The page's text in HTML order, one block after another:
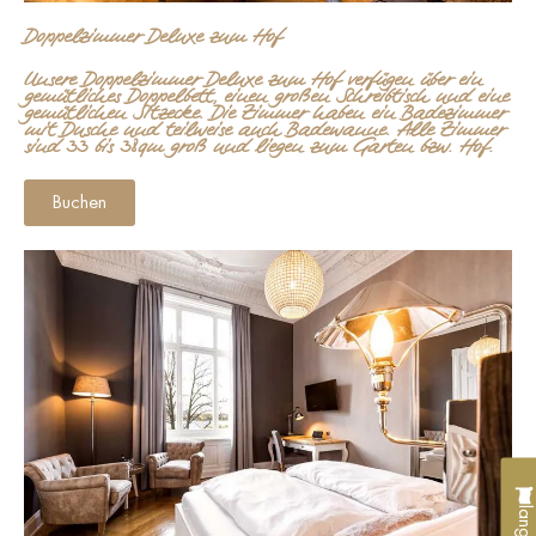
Doppelzimmer Deluxe zum Hof
Unsere Doppelzimmer Deluxe zum Hof verfügen über ein
gemütliches Doppelbett, einen großen Schreibtisch und eine
gemütlichen Sitzecke. Die Zimmer haben ein Badezimmer
mit Dusche und teilweise auch Badewanne. Alle Zimmer
sind 33 bis 38qm groß und liegen zum Garten bzw. Hof.
Buchen